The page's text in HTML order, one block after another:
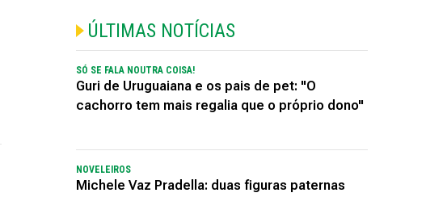
ÚLTIMAS NOTÍCIAS
SÓ SE FALA NOUTRA COISA!
Guri de Uruguaiana e os pais de pet: "O
cachorro tem mais regalia que o próprio dono"
NOVELEIROS
Michele Vaz Pradella: duas figuras paternas